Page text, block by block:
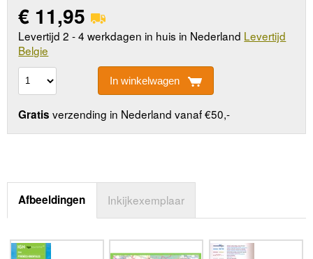
€ 11,95
Levertijd 2 - 4 werkdagen in huis in Nederland Levertijd
Belgie
In winkelwagen
Gratis verzending in Nederland vanaf €50,-
Afbeeldingen Inkijkexemplaar